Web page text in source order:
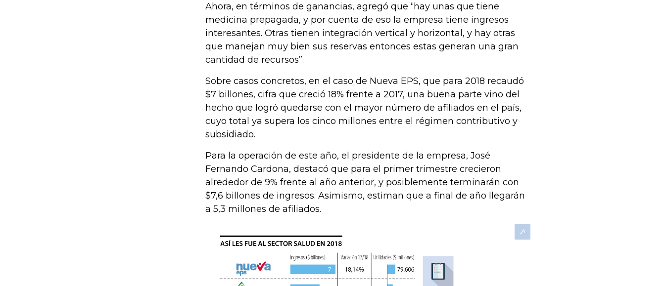
Ahora, en términos de ganancias, agregó que “hay unas que tiene
medicina prepagada, y por cuenta de eso la empresa tiene ingresos
interesantes. Otras tienen integración vertical y horizontal, y hay otras
que manejan muy bien sus reservas entonces estas generan una gran
cantidad de recursos”.
Sobre casos concretos, en el caso de Nueva EPS, que para 2018 recaudó
$7 billones, cifra que creció 18% frente a 2017, una buena parte vino del
hecho que logró quedarse con el mayor número de afiliados en el país,
cuyo total ya supera los cinco millones entre el régimen contributivo y
subsidiado.
Para la operación de este año, el presidente de la empresa, José
Fernando Cardona, destacó que para el primer trimestre crecieron
alrededor de 9% frente al año anterior, y posiblemente terminarán con
$7,6 billones de ingresos. Asimismo, estiman que a final de año llegarán
a 5,3 millones de afiliados.